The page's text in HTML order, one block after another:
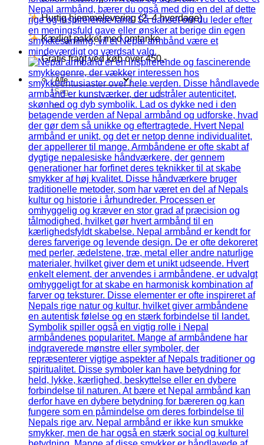
Hurtig hjemmelevering (2–4 hverdage)
Kærligt pakket med omtanke
Gratis fragt ved køb over 450,-
Søg
efter: